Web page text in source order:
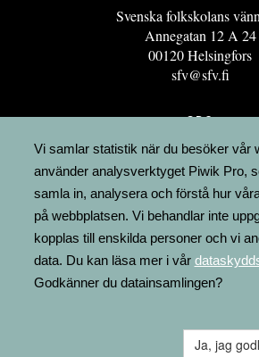
Svenska folkskolans
Annegatan 12 A 24
00120 Helsingfors
sfv@sfv.fi
GRO
MINNESRUNOR.FI
UPPSLAGSVERKET
LÄGENHETER
FAKTURERING
Vi samlar statistik när du besöker vår
använder analysverktyget Piwik Pro,
samla in, analysera och förstå hur
på webbplatsen. Vi behandlar inte
kopplas till enskilda personer och vi
data. Du kan läsa mer i vår
Godkänner du datainsamlingen?
Ja, jag